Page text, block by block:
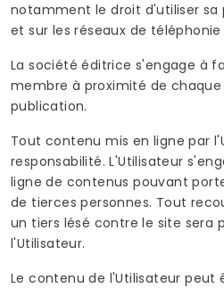
notamment le droit d'utiliser sa
et sur les réseaux de
La société éditrice s'engage à
membre à proximité de
publication.
Tout contenu mis en ligne par
responsabilité. L'Utilisateur
ligne de contenus pouvant
de tierces personnes. Tout
un tiers lésé contre le site sera
l'Utilisateur.
Le contenu de l'Utilisateur